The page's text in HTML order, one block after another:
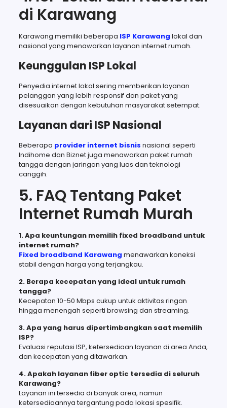
di Karawang
Karawang memiliki beberapa ISP Karawang lokal dan
nasional yang menawarkan layanan internet rumah.
Keunggulan ISP Lokal
Penyedia internet lokal sering memberikan layanan
pelanggan yang lebih responsif dan paket yang
disesuaikan dengan kebutuhan masyarakat setempat.
Layanan dari ISP Nasional
Beberapa provider internet bisnis nasional seperti
Indihome dan Biznet juga menawarkan paket rumah
tangga dengan jaringan yang luas dan teknologi
canggih.
5. FAQ Tentang Paket
Internet Rumah Murah
1. Apa keuntungan memilih fixed broadband untuk
internet rumah?
Fixed broadband Karawang menawarkan koneksi
stabil dengan harga yang terjangkau.
2. Berapa kecepatan yang ideal untuk rumah
tangga?
Kecepatan 10-50 Mbps cukup untuk aktivitas ringan
hingga menengah seperti browsing dan streaming.
3. Apa yang harus dipertimbangkan saat memilih
ISP?
Evaluasi reputasi ISP, ketersediaan layanan di area Anda,
dan kecepatan yang ditawarkan.
4. Apakah layanan fiber optic tersedia di seluruh
Karawang?
Layanan ini tersedia di banyak area, namun
ketersediaannya tergantung pada lokasi spesifik.